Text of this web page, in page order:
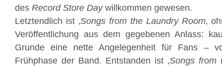
des Record Store Daywillkommen gewesen.
Letztendlich ist ‚Songs from the Laundry Room‚
Veröffentlichung aus dem gegebenen Anlass:
Grunde eine nette Angelegenheit für Fans –
Frühphase der Band. Entstanden ist ‚Songs from